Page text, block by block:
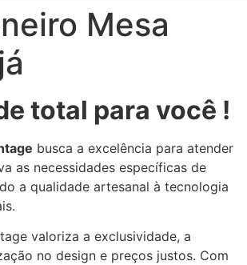
Mesa
total para você !
busca a excelência para atender
as necessidades específicas de
a qualidade artesanal à tecnologia
valoriza a exclusividade, a
no design e preços justos. Com